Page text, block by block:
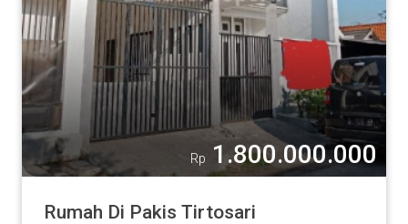
Rp 1.800.000.000
Rumah Di Pakis Tirtosari